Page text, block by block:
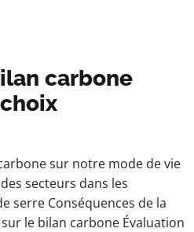
carbone
sur notre mode de vie
secteurs dans les
serre Conséquences de la
le bilan carbone Évaluation